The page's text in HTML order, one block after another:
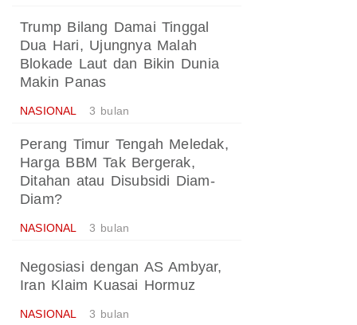
Trump Bilang Damai Tinggal
Dua Hari, Ujungnya Malah
Blokade Laut dan Bikin Dunia
Makin Panas
NASIONAL 3 bulan
Perang Timur Tengah Meledak,
Harga BBM Tak Bergerak,
Ditahan atau Disubsidi Diam-
Diam?
NASIONAL 3 bulan
Negosiasi dengan AS Ambyar,
Iran Klaim Kuasai Hormuz
NASIONAL 3 bulan